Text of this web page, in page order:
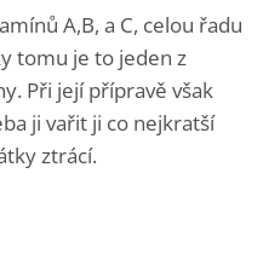
A,B, a C, celou řadu
tomu je to jeden z
Při její přípravě však
ji vařit ji co nejkratší
ztrácí.